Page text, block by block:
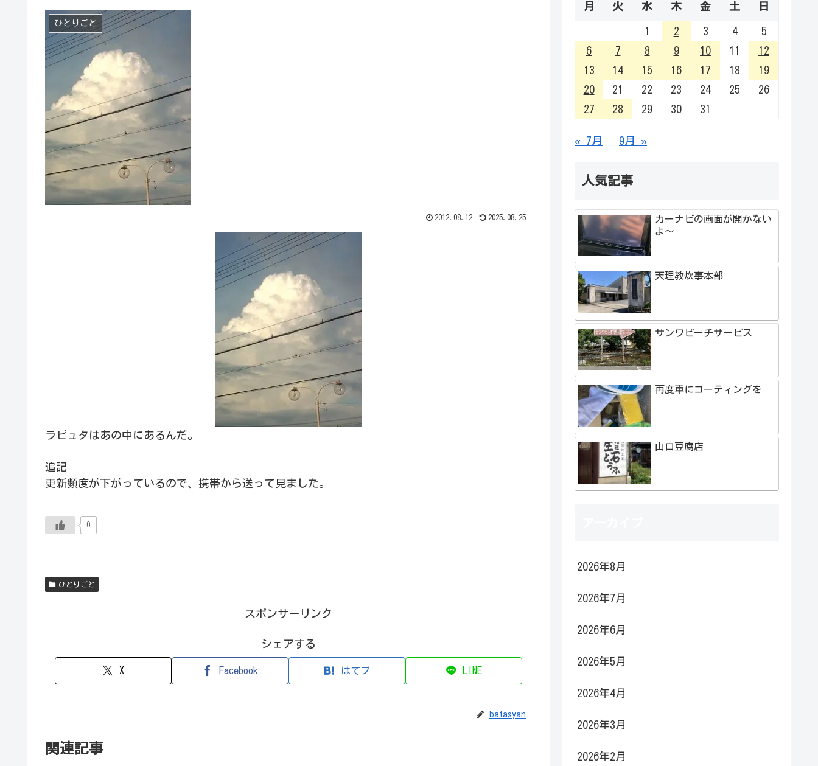
ひとりごと
2012.08.12 2025.08.25
ラピュタはあの中にあるんだ。
追記
更新頻度が下がっているので、携帯から送って見ました。
0
ひとりごと
スポンサーリンク
シェアする
X Facebook はてブ LINE
batasyan
関連記事
月 火 水 木 金 土 日
1 2 3 4
5
6
7 8 9 10 11
12
13
14 15 16 17 18
19
20
21 22 23 24 25
26
27
28 29 30 31
« 7月 9月 »
人気記事
カーナビの画面が開かない
よ～
天理教炊事本部
サンワピーチサービス
再度車にコーティングを
山口豆腐店
2026年8月
2026年7月
2026年6月
2026年5月
2026年4月
2026年3月
2026年2月